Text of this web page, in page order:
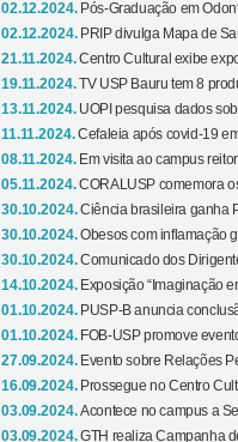
02.12.2024. Pós-Graduação em
02.12.2024. PRIP divulga Mapa de
21.11.2024.Centro Cultural exibe
19.11.2024.TV USP Bauru tem 8
13.11.2024. UOPI pesquisa dados
11.11.2024.Cefaleia após covid-19
08.11.2024. Em visita ao campus
05.11.2024.CORALUSP comemora
30.10.2024.Ciência brasileira ganha
30.10.2024.Obesos com inflamação
30.10.2024.Comunicado dos
14.10.2024. Exposição “Imaginação
01.10.2024. PUSP-B anuncia
01.10.2024. FOB-USP promove
27.09.2024. Evento sobre Relações
16.09.2024. Prossegue no Centro
03.09.2024.Acontece no campus a
03.09.2024.GTH realiza Campanha